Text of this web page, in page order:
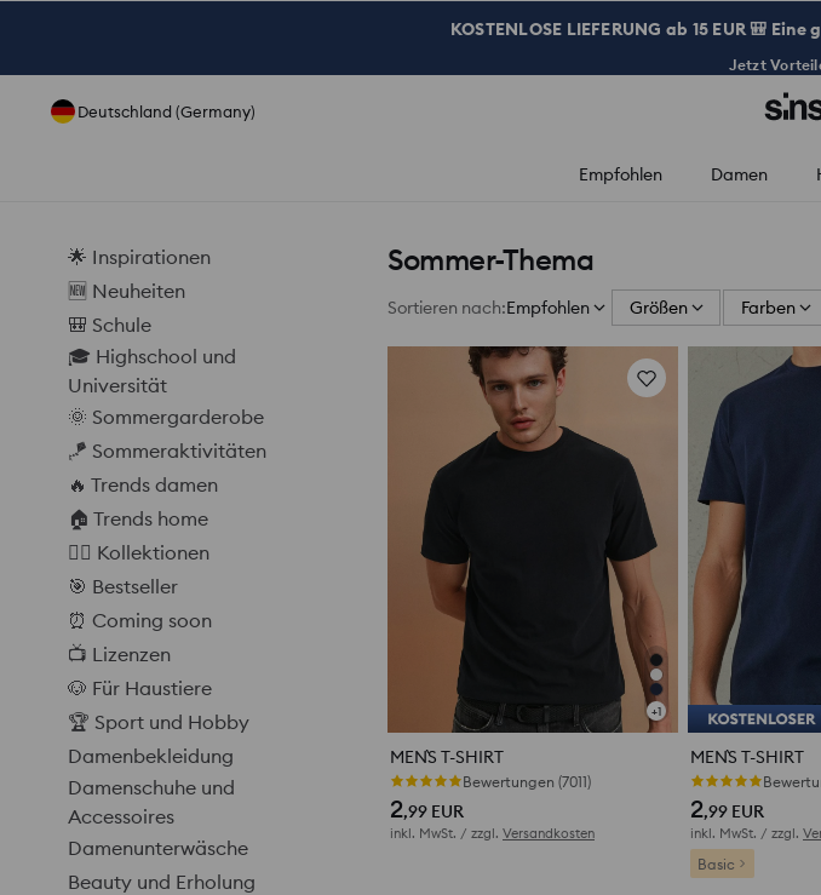
KOSTENLOSE LIEFERUNG ab 15 EUR 🎒
Jetzt
Deutschland (Germany)
Empfohlen Damen
🌟 Inspirationen
🆕 Neuheiten
🎒 Schule
🎓 Highschool und
Universität
🌞 Sommergarderobe
🪁 Sommeraktivitäten
🔥 Trends damen
🏠 Trends home
❤️‍🔥 Kollektionen
🎯 Bestseller
⏰ Coming soon
📺 Lizenzen
🐶 Für Haustiere
🏆 Sport und Hobby
Damenbekleidung
Damenschuhe und
Accessoires
Damenunterwäsche
Beauty und Erholung
Sommer-Thema
Sortieren nach:Empfohlen Größen Farben
+1
MEN`S T-SHIRT
Bewertungen (7011)
2,99 EUR
inkl. MwSt. / zzgl. Versandkosten
MEN`S T-SHIRT
2,99 EUR
inkl. MwSt. / zzgl.
Basic